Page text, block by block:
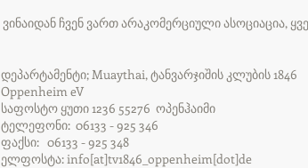
ვინაიდან ჩვენ ვართ არაკომერციული ასოციაცია,
დეპარტამენტი; Muaythai, ტანვარჯიშის კლუბის 1846
Oppenheim eV
საფოსტო ყუთი 1236 55276 ოპენჰაიმი
ტელეფონი: 06133 - 925 346
ფაქსი: 06133 - 925 348
ელფოსტა: info[at]tv1846_oppenheim[dot]de